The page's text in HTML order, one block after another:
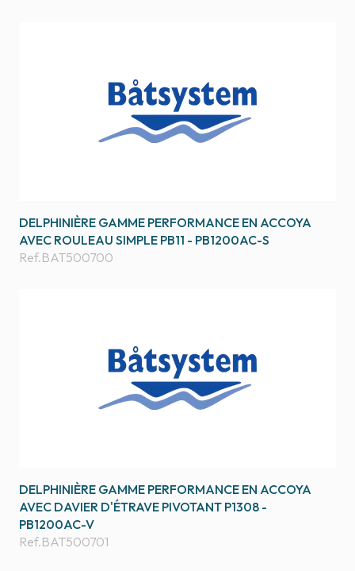
DELPHINIÈRE GAMME PERFORMANCE EN ACCOYA
AVEC ROULEAU SIMPLE PB11 - PB1200AC-S
Ref.BAT500700
DELPHINIÈRE GAMME PERFORMANCE EN ACCOYA
AVEC DAVIER D'ÉTRAVE PIVOTANT P1308 -
PB1200AC-V
Ref.BAT500701